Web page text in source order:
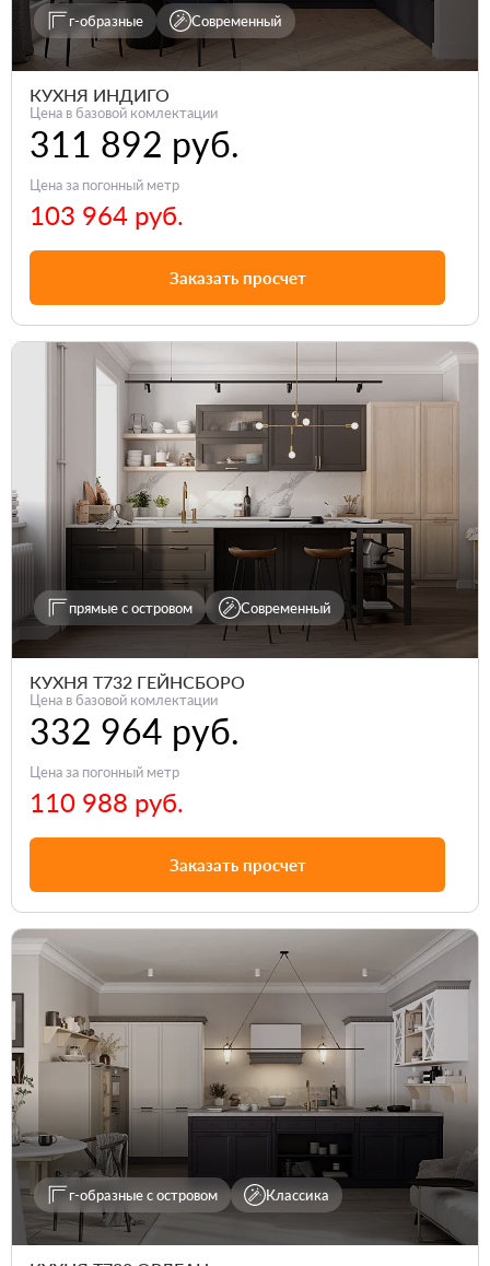
г-образные Современный
КУХНЯ ИНДИГО
Цена в базовой комлектации
311 892 руб.
Цена за погонный метр
103 964 руб.
Заказать просчет
прямые с островом Современный
КУХНЯ Т732 ГЕЙНСБОРО
Цена в базовой комлектации
332 964 руб.
Цена за погонный метр
110 988 руб.
Заказать просчет
г-образные с островом Классика